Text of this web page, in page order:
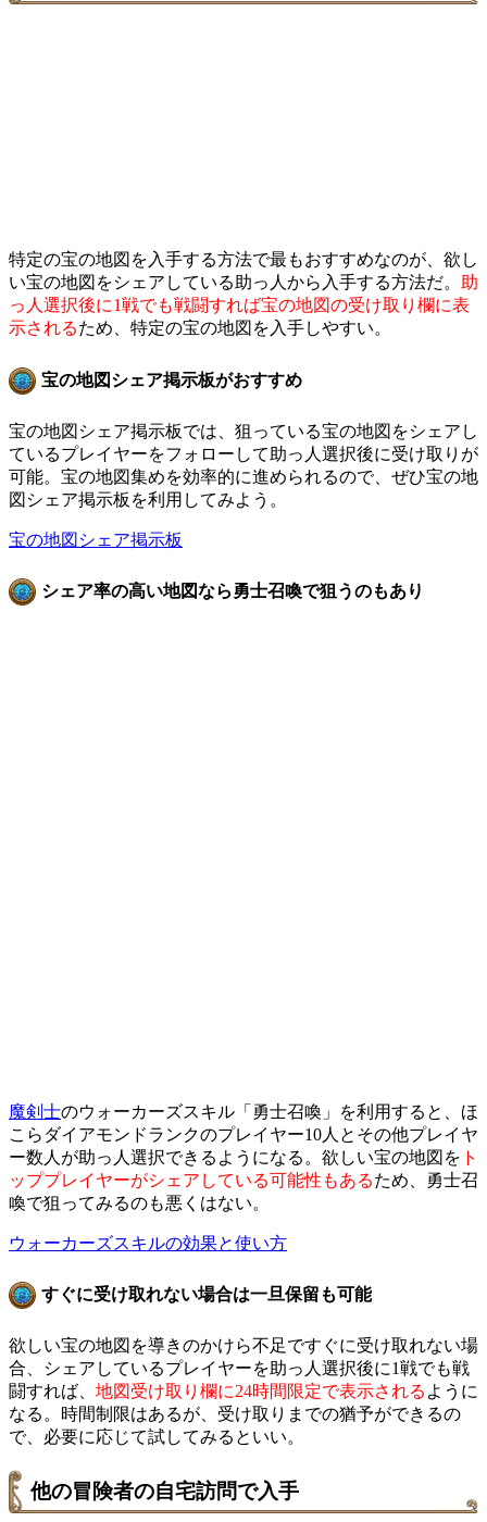
特定の宝の地図を入手する方法で最もおすすめなのが、欲し
い宝の地図をシェアしている助っ人から入手する方法だ。
助
っ人選択後に1戦でも戦闘すれば宝の地図の受け取り欄に表
示されるため、特定の宝の地図を入手しやすい。
宝の地図シェア掲示板がおすすめ
宝の地図シェア掲示板では、狙っている宝の地図をシェアし
ているプレイヤーをフォローして助っ人選択後に受け取りが
可能。宝の地図集めを効率的に進められるので、ぜひ宝の地
図シェア掲示板を利用してみよう。
宝の地図シェア掲示板
シェア率の高い地図なら勇士召喚で狙うのもあり
魔剣士のウォーカーズスキル「勇士召喚」を利用すると、ほ
こらダイアモンドランクのプレイヤー10人とその他プレイヤ
ー数人が助っ人選択できるようになる。欲しい宝の地図を ト
ッププレイヤーがシェアしている可能性もあるため、勇士召
喚で狙ってみるのも悪くはない。
ウォーカーズスキルの効果と使い方
すぐに受け取れない場合は一旦保留も可能
欲しい宝の地図を導きのかけら不足ですぐに受け取れない場
合、シェアしているプレイヤーを助っ人選択後に1戦でも戦
闘すれば、 地図受け取り欄に24時間限定で表示される ように
なる。時間制限はあるが、受け取りまでの猶予ができるの
で、必要に応じて試してみるといい。
他の冒険者の自宅訪問で入手